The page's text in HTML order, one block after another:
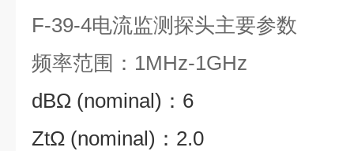
F-39-4电流监测探头主要参数
频率范围：1MHz-1GHz
dBΩ (nominal)：6
ZtΩ (nominal)：2.0